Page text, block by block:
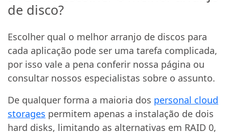
de disco?
Escolher qual o melhor arranjo de discos para
cada aplicação pode ser uma tarefa complicada,
por isso vale a pena conferir nossa página ou
consultar nossos especialistas sobre o assunto.
De qualquer forma a maioria dos personal cloud
storages permitem apenas a instalação de dois
hard disks, limitando as alternativas em RAID 0,